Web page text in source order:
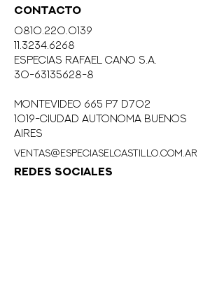
En la Cocina Arabe en carnes
como Cordero
CONTACTO
0810.220.0139
11.3234.6268
eSPECIAS RAFAEL CANO S.A.
30-63135628-8
MONTEVIDEO 665 P7 D702
1019-CIUDAD AUTONOMA BUENOS
AIRES
ventas@especiaselcastillo.com.ar
REDES SOCIALES